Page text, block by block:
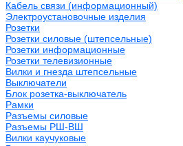
Кабель связи (информационный)
Электроустановочные изделия
Розетки
Розетки силовые (штепсельные)
Розетки информационные
Розетки телевизионные
Вилки и гнезда штепсельные
Выключатели
Блок розетка-выключатель
Рамки
Разъемы силовые
Разъемы РШ-ВШ
Вилки каучуковые